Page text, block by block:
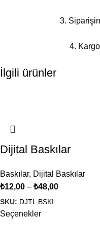
3.
4.
İlgili ürünler
Dijital Baskılar
Baskılar, Dijital Baskılar
₺12,00 – ₺48,00
SKU: DJTL BSKI
Seçenekler